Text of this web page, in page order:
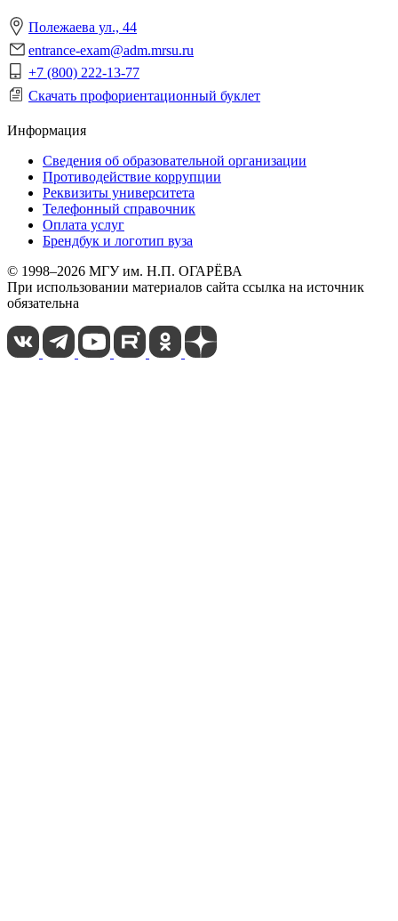
Полежаева ул., 44
entrance-exam@adm.mrsu.ru
+7 (800) 222-13-77
Скачать профориентационный буклет
Информация
Сведения об образовательной организации
Противодействие коррупции
Реквизиты университета
Телефонный справочник
Оплата услуг
Брендбук и логотип вуза
© 1998–2026 МГУ им. Н.П. ОГАРЁВА
При использовании материалов сайта ссылка на источник
обязательна